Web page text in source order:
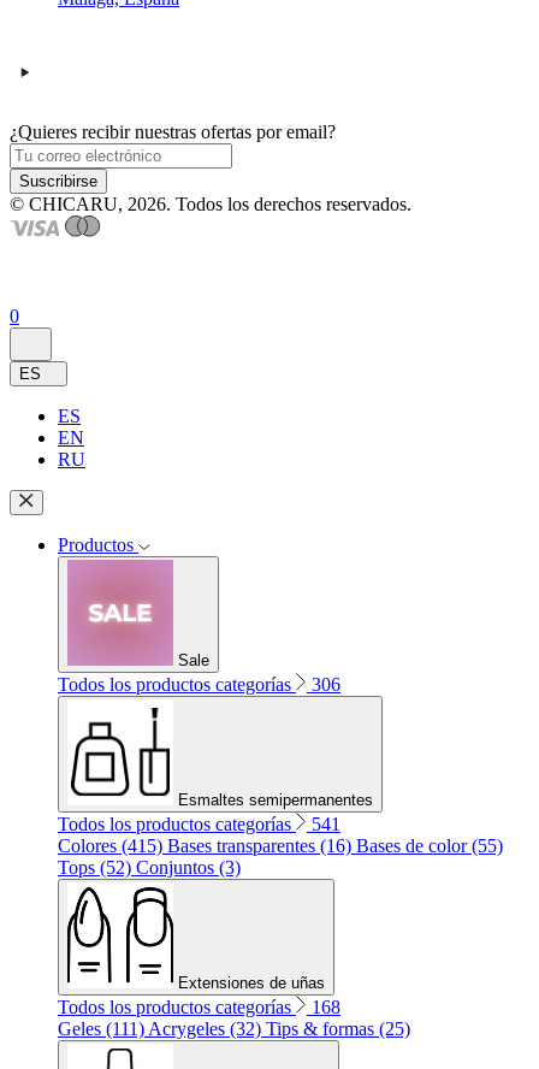
¿Quieres recibir nuestras ofertas por email?
Suscribirse
© CHICARU, 2026. Todos los derechos reservados.
0
ES
ES
EN
RU
Productos
Sale
Todos los productos categorías 306
Esmaltes semipermanentes
Todos los productos categorías
541
Colores (415) Bases transparentes (16) Bases de color (55)
Tops (52) Conjuntos (3)
Extensiones de uñas
Todos los productos categorías
168
Geles (111) Acrygeles (32) Tips & formas (25)